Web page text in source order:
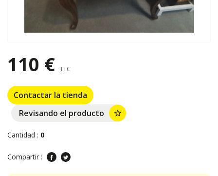
110 € TTC
Contactar la tienda
Revisando el producto
star_border
Cantidad : 0
Compartir :